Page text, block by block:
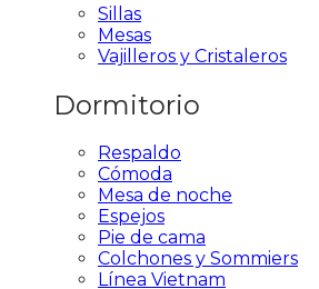
Sillas
Mesas
Vajilleros y Cristaleros
Dormitorio
Respaldo
Cómoda
Mesa de noche
Espejos
Pie de cama
Colchones y Sommiers
Línea Vietnam